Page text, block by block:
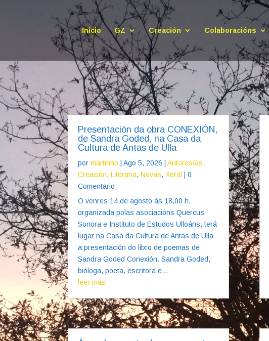
Inicio GZ Creación Colaboracións
Presentación da obra CONEXIÓN,
de Sandra Goded, na Casa da
Cultura de Antas de Ulla
pormartinho |Ago 5, 2026 |Autores/as,
Creación,Literaria,Novas,Xeral
| 0
Comentario
O venres 14 de agosto ás 18,00 h,
organizada polas asociacións Quercus
Sonora e Instituto de Estudos Ulloáns, terá
lugar na Casa da Cultura de Antas de Ulla
a presentación do libro de poemas de
Sandra Goded Conexión. Sandra Goded,
bióloga, poeta, escritora e...
leer más